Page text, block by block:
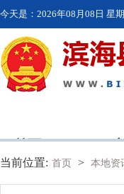
今天是： 2026年08月08日 星
首页
当前位置: 首页 > 本地资